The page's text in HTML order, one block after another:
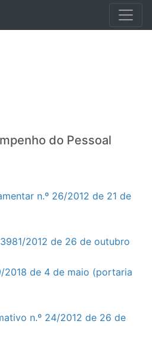
do Pessoal
n.º 26/2012 de 21 de
2012 de 26 de outubro
2018 de 4 de maio (portaria
n.º 24/2012 de 26 de